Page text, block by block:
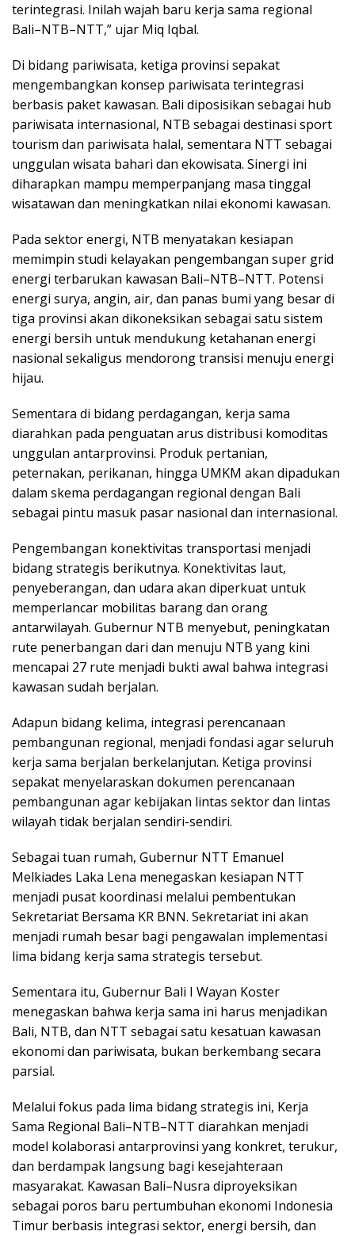
terintegrasi. Inilah wajah baru kerja sama regional
Bali–NTB–NTT,” ujar Miq Iqbal.
Di bidang pariwisata, ketiga provinsi sepakat
mengembangkan konsep pariwisata terintegrasi
berbasis paket kawasan. Bali diposisikan sebagai hub
pariwisata internasional, NTB sebagai destinasi sport
tourism dan pariwisata halal, sementara NTT sebagai
unggulan wisata bahari dan ekowisata. Sinergi ini
diharapkan mampu memperpanjang masa tinggal
wisatawan dan meningkatkan nilai ekonomi kawasan.
Pada sektor energi, NTB menyatakan kesiapan
memimpin studi kelayakan pengembangan super grid
energi terbarukan kawasan Bali–NTB–NTT. Potensi
energi surya, angin, air, dan panas bumi yang besar di
tiga provinsi akan dikoneksikan sebagai satu sistem
energi bersih untuk mendukung ketahanan energi
nasional sekaligus mendorong transisi menuju energi
hijau.
Sementara di bidang perdagangan, kerja sama
diarahkan pada penguatan arus distribusi komoditas
unggulan antarprovinsi. Produk pertanian,
peternakan, perikanan, hingga UMKM akan dipadukan
dalam skema perdagangan regional dengan Bali
sebagai pintu masuk pasar nasional dan internasional.
Pengembangan konektivitas transportasi menjadi
bidang strategis berikutnya. Konektivitas laut,
penyeberangan, dan udara akan diperkuat untuk
memperlancar mobilitas barang dan orang
antarwilayah. Gubernur NTB menyebut, peningkatan
rute penerbangan dari dan menuju NTB yang kini
mencapai 27 rute menjadi bukti awal bahwa integrasi
kawasan sudah berjalan.
Adapun bidang kelima, integrasi perencanaan
pembangunan regional, menjadi fondasi agar seluruh
kerja sama berjalan berkelanjutan. Ketiga provinsi
sepakat menyelaraskan dokumen perencanaan
pembangunan agar kebijakan lintas sektor dan lintas
wilayah tidak berjalan sendiri-sendiri.
Sebagai tuan rumah, Gubernur NTT Emanuel
Melkiades Laka Lena menegaskan kesiapan NTT
menjadi pusat koordinasi melalui pembentukan
Sekretariat Bersama KR BNN. Sekretariat ini akan
menjadi rumah besar bagi pengawalan implementasi
lima bidang kerja sama strategis tersebut.
Sementara itu, Gubernur Bali I Wayan Koster
menegaskan bahwa kerja sama ini harus menjadikan
Bali, NTB, dan NTT sebagai satu kesatuan kawasan
ekonomi dan pariwisata, bukan berkembang secara
parsial.
Melalui fokus pada lima bidang strategis ini, Kerja
Sama Regional Bali–NTB–NTT diarahkan menjadi
model kolaborasi antarprovinsi yang konkret, terukur,
dan berdampak langsung bagi kesejahteraan
masyarakat. Kawasan Bali–Nusra diproyeksikan
sebagai poros baru pertumbuhan ekonomi Indonesia
Timur berbasis integrasi sektor, energi bersih, dan